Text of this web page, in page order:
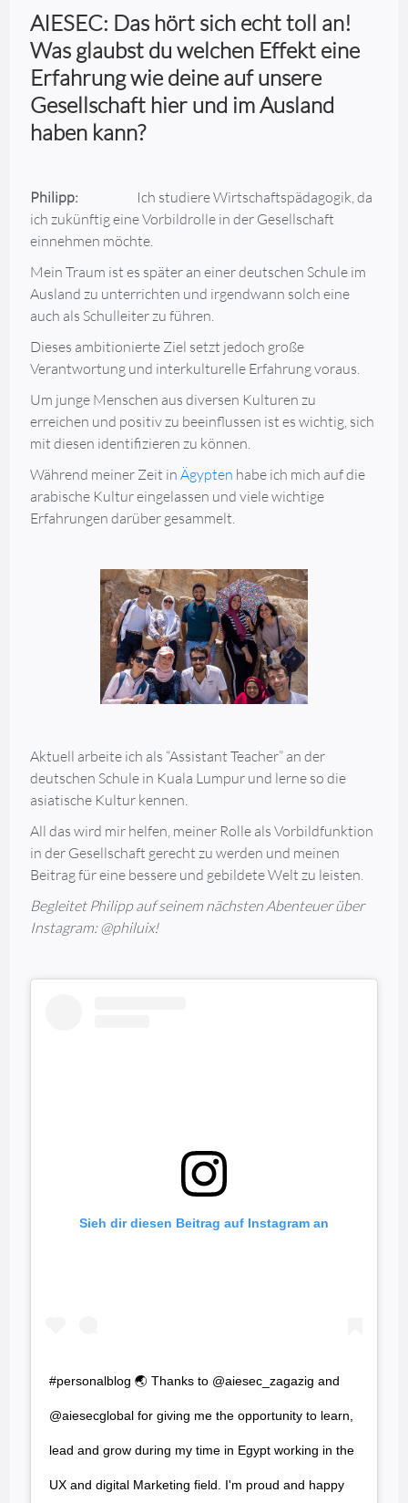
AIESEC: Das hört sich echt toll an!
Was glaubst du welchen Effekt eine
Erfahrung wie deine auf unsere
Gesellschaft hier und im Ausland
haben kann?
Philipp:
Ich studiere Wirtschaftspädagogik, da
ich zukünftig eine Vorbildrolle in der Gesellschaft
einnehmen möchte.
Mein Traum ist es später an einer deutschen Schule im
Ausland zu unterrichten und irgendwann solch eine
auch als Schulleiter zu führen.
Dieses ambitionierte Ziel setzt jedoch große
Verantwortung und interkulturelle Erfahrung voraus.
Um junge Menschen aus diversen Kulturen zu
erreichen und positiv zu beeinflussen ist es wichtig, sich
mit diesen identifizieren zu können.
Während meiner Zeit inÄgypten habe ich mich auf die
arabische Kultur eingelassen und viele wichtige
Erfahrungen darüber gesammelt.
Aktuell arbeite ich als “Assistant Teacher” an der
deutschen Schule in Kuala Lumpur und lerne so die
asiatische Kultur kennen.
All das wird mir helfen, meiner Rolle als Vorbildfunktion
in der Gesellschaft gerecht zu werden und meinen
Beitrag für eine bessere und gebildete Welt zu leisten.
Begleitet Philipp auf seinem nächsten Abenteuer über
Instagram: @philuix!
Sieh dir diesen Beitrag auf Instagram an
#personalblog 🌏 Thanks to @aiesec_zagazig and
@aiesecglobal for giving me the opportunity to learn,
lead and grow during my time in Egypt working in the
UX and digital Marketing field. I'm proud and happy